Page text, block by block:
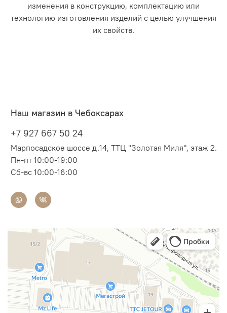
изменения в конструкцию, комплектацию или
технологию изготовления изделий с целью улучшения
их свойств.
Наш магазин в Чебоксарах
+7 927 667 50 24
Марпосадское шоссе д.14, ТТЦ "Золотая Миля", этаж 2.
Пн-пт 10:00-19:00
Сб-вс 10:00-16:00